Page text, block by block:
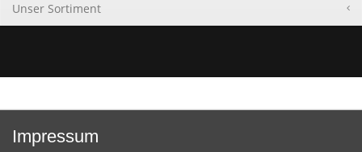
Unser Sortiment
Impressum